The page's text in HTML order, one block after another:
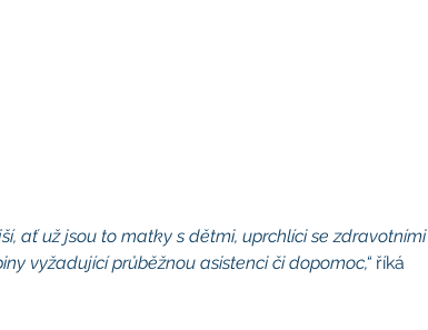
ať už jsou to matky s dětmi, uprchlíci se zdravotními
vyžadující průběžnou asistenci či dopomoc,“ říká